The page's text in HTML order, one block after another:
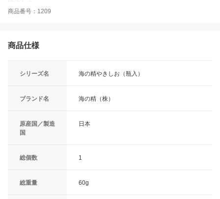
商品番号：1209
商品仕様
シリーズ名 海の精やきしお（瓶入）
ブランド名 海の精（株）
原産国／製造
国
日本
総個数 1
総重量 60g